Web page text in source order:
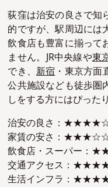
荻窪は治安の良さで知
的ですが、駅周辺には
飲食店も豊富に揃って
ません。JR中央線や東
でき、新宿 ・東京方
公共施設なども徒歩圏
しをする方にはぴった
治安の良さ：
家賃の安さ：
飲食店・スーパー
交通アクセス：
生活インフラ：